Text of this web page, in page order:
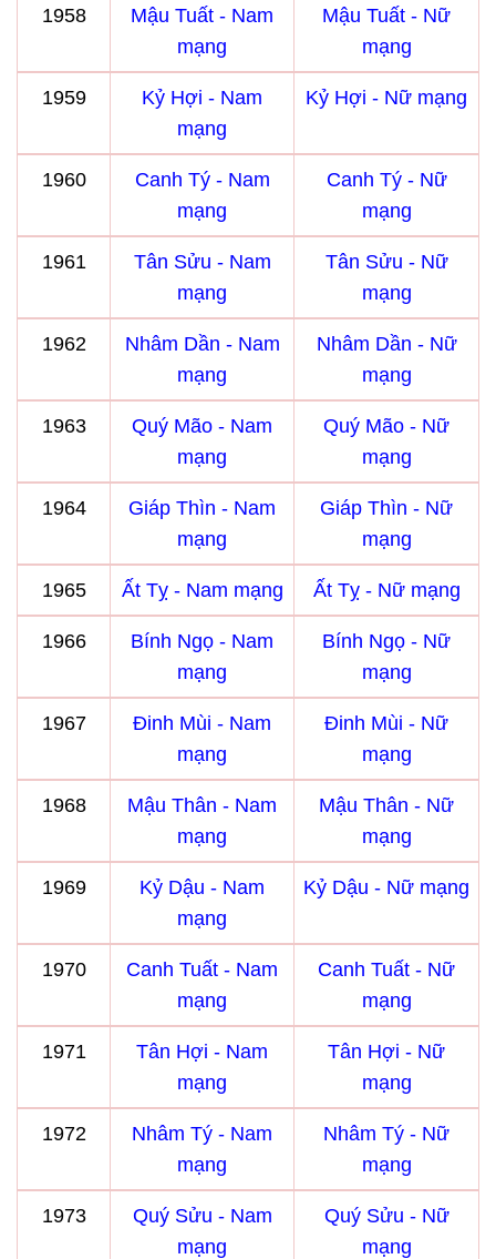
1958
Mậu Tuất - Nam
mạng
Mậu Tuất - Nữ
mạng
1959
Kỷ Hợi - Nam
mạng
Kỷ Hợi - Nữ mạng
1960
Canh Tý - Nam
mạng
Canh Tý - Nữ
mạng
1961
Tân Sửu - Nam
mạng
Tân Sửu - Nữ
mạng
1962
Nhâm Dần - Nam
mạng
Nhâm Dần - Nữ
mạng
1963
Quý Mão - Nam
mạng
Quý Mão - Nữ
mạng
1964
Giáp Thìn - Nam
mạng
Giáp Thìn - Nữ
mạng
1965 Ất Tỵ - Nam mạng Ất Tỵ - Nữ mạng
1966
Bính Ngọ - Nam
mạng
Bính Ngọ - Nữ
mạng
1967
Đinh Mùi - Nam
mạng
Đinh Mùi - Nữ
mạng
1968
Mậu Thân - Nam
mạng
Mậu Thân - Nữ
mạng
1969
Kỷ Dậu - Nam
mạng
Kỷ Dậu - Nữ mạng
1970
Canh Tuất - Nam
mạng
Canh Tuất - Nữ
mạng
1971
Tân Hợi - Nam
mạng
Tân Hợi - Nữ
mạng
1972
Nhâm Tý - Nam
mạng
Nhâm Tý - Nữ
mạng
1973
Quý Sửu - Nam
mạng
Quý Sửu - Nữ
mạng